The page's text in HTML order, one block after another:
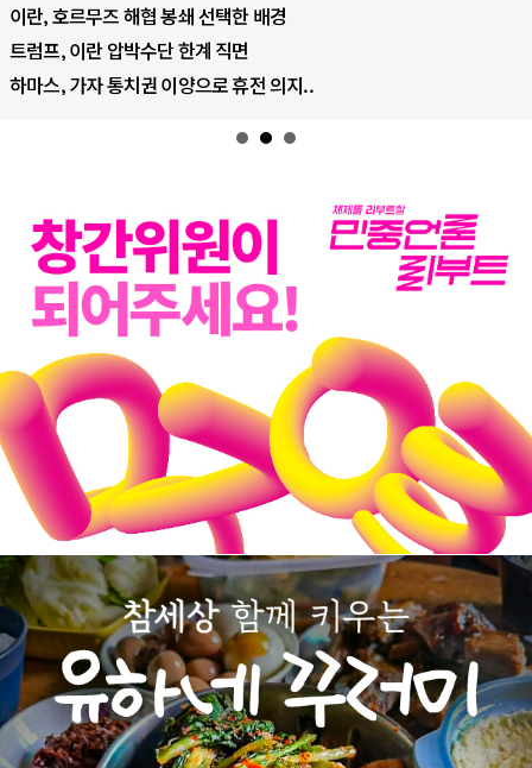
이란, 호르무즈 해협 봉쇄 선택한 배경
트럼프, 이란 압박수단 한계 직면
하마스, 가자 통치권 이양으로 휴전 의지..